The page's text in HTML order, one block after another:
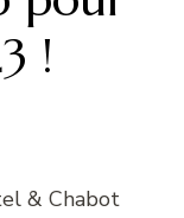
!
& Chabot